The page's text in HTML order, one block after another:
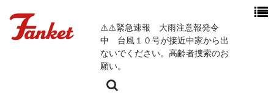
⚠️⚠️緊急速報 大雨注意報発令
中 台風１０号が接近中家から出
ないでください。高齢者捜索のお
願い。